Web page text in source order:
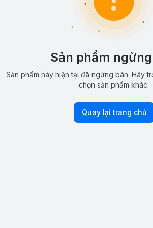
Sản phẩm
Sản phẩm này hiện tại đã ngừng bán. Hãy
chọn sản phẩm khác.
Quay lại trang chủ